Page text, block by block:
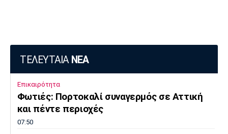
ΤΕΛΕΥΤΑΙΑ ΝΕΑ
Επικαιρότητα
Φωτιές: Πορτοκαλί συναγερμός σε Αττική
και πέντε περιοχές
07:50